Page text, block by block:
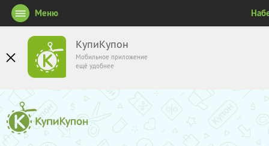
КупиКупон
Мобильное приложение
ещё удобнее
Меню